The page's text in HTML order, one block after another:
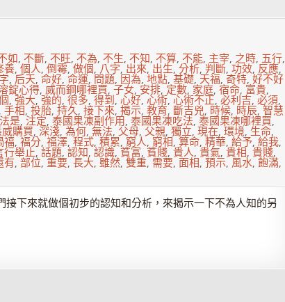
如, 不斷, 不旺, 不為, 不生, 不知, 不算, 不能, 主宰, 之時, 五行,
養,個人,倒霉,做個,八字,出來,出生,分析,判斷,功效,反應,
,后天, 命好,命運,問題, 因為, 地點, 基礎,天福,奇特,好不好
錠心得, 威而鋼哪裡買,子女,安排,定數, 家庭, 宿命,富貴,
,強大,強的,很多, 得到,心好, 心術,心術不正, 必利吉,必須,
手相, 投胎, 持久,接下來, 揭示, 教育, 斷吉兇, 時候,時辰,智慧
法是,注定,泰國果凍副作用,泰國果凍吃法,泰國果凍哪裡買,
購買,深淺,為何,無法,父母,父親,獨立,現在,環境,生命,
福,福分,福澤,程式,積累, 窮人, 窮相, 算命,精華,給予, 給我,
行舉止,話題, 認知,認識,貧富, 貧賤,貴人, 貴氣, 貴相, 貴賤,
有,部位,重要, 長大, 雖然,雙重, 需要,面相,預示,風水,飽滿,
下來就做個初步的認知和分析，來揭示一下不為人知的另